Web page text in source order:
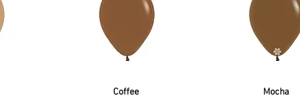
Coffee Mocha